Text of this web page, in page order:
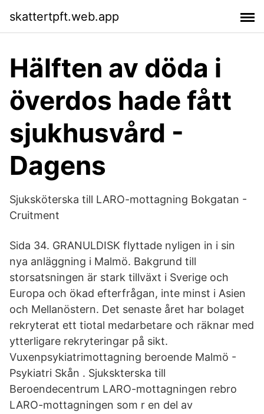
skattertpft.web.app
Hälften av döda i
överdos hade fått
sjukhusvård -
Dagens
Sjuksköterska till LARO-mottagning Bokgatan -
Cruitment
Sida 34. GRANULDISK flyttade nyligen in i sin
nya anläggning i Malmö. Bakgrund till
storsatsningen är stark tillväxt i Sverige och
Europa och ökad efterfrågan, inte minst i Asien
och Mellanöstern. Det senaste året har bolaget
rekryterat ett tiotal medarbetare och räknar med
ytterligare rekryteringar på sikt.
Vuxenpsykiatrimottagning beroende Malmö -
Psykiatri Skån . Sjukskterska till
Beroendecentrum LARO-mottagningen rebro
LARO-mottagningen som r en del av